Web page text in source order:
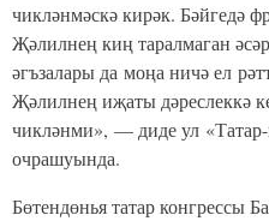
чикләнмәскә кирәк. Бәйгедә
Җәлилнең киң таралмаган
әгъзалары да моңа ничә ел
Җәлилнең иҗаты дәреслеккә
чикләнми», — диде ул
очрашуында.
Бөтендөнья татар конгрессы